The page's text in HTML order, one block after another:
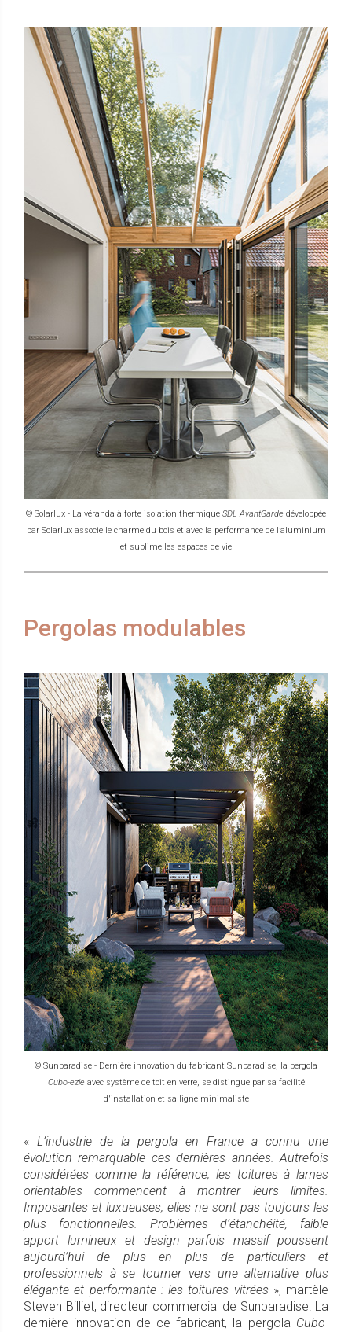
© Solarlux - La véranda à forte isolation thermique SDL AvantGarde développée
par Solarlux associe le charme du bois et avec la performance de l’aluminium
et sublime les espaces de vie
Pergolas modulables
© Sunparadise - Dernière innovation du fabricant Sunparadise, la pergola
Cubo-ezie avec système de toit en verre, se distingue par sa facilité
d'installation et sa ligne minimaliste
« L’industrie de la pergola en France a connu une
évolution remarquable ces dernières années. Autrefois
considérées comme la référence, les toitures à lames
orientables commencent à montrer leurs limites.
Imposantes et luxueuses, elles ne sont pas toujours les
plus fonctionnelles. Problèmes d’étanchéité, faible
apport lumineux et design parfois massif poussent
aujourd’hui de plus en plus de particuliers et
professionnels à se tourner vers une alternative plus
élégante et performante : les toitures vitrées », martèle
Steven Billiet, directeur commercial de Sunparadise. La
dernière innovation de ce fabricant, la pergola Cubo-